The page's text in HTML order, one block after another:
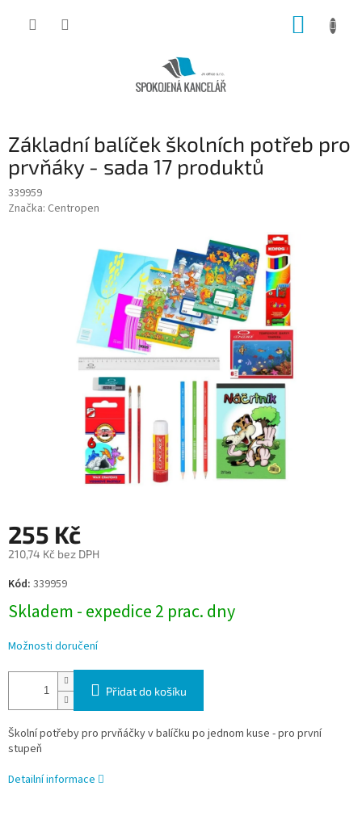
Základní balíček školních potřeb pro
prvňáky - sada 17 produktů
339959
Značka: Centropen
255 Kč
210,74 Kč bez DPH
Měrná
cena:
Kód: 339959
Skladem - expedice 2 prac. dny
Možnosti doručení
Přidat do košíku
Školní potřeby pro prvňáčky v balíčku po jednom kuse - pro první
stupeň
Detailní informace